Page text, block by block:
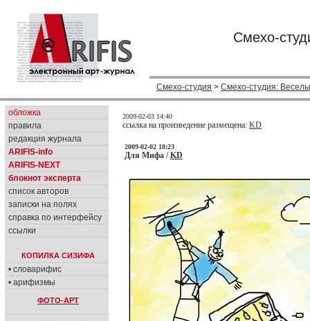
Смехо-
Смехо-студия > Смехо-студия:
обложка
правила
редакция журнала
ARIFIS-info
ARIFIS-NEXT
блокнот эксперта
список авторов
записки на полях
справка по интерфейсу
ссылки
КОПИЛКА СИЗИФА
• словарифис
• арифизмы
ФОТО-АРТ
2009-02-03 14:40
ссылка на произведение размещена: KD
2009-02-02 18:23
Для Мифа /KD